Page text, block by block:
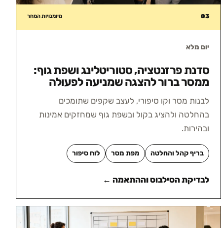
03 מיומנויות המחר
יום מלא
סדנת פרזנטציה, סטוריטלינג ושפת גוף:
ממסר ברור להצגה שמניעה לפעולה
לבנות מסר וקו סיפורי, לעצב שקפים שתומכים
בהחלטה ולהציג בקול ובשפת גוף שמחזקים אמינות
ובהירות.
בריף קהל והחלטה מפת מסר לוח סיפור
לבדיקת הסילבוס וההתאמה ←